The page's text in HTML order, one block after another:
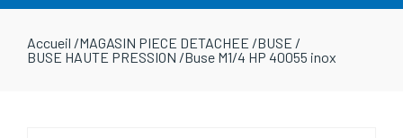
Accueil /MAGASIN PIECE DETACHEE /BUSE /
BUSE HAUTE PRESSION /Buse M1/4 HP 40055 inox